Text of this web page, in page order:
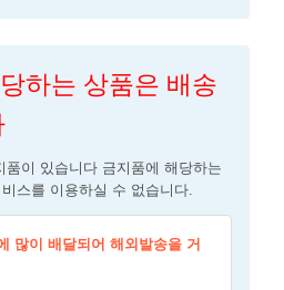
하는 상품은 배송
이 있습니다 금지품에 해당하는
스를 이용하실 수 없습니다.
많이 배달되어 해외발송을 거